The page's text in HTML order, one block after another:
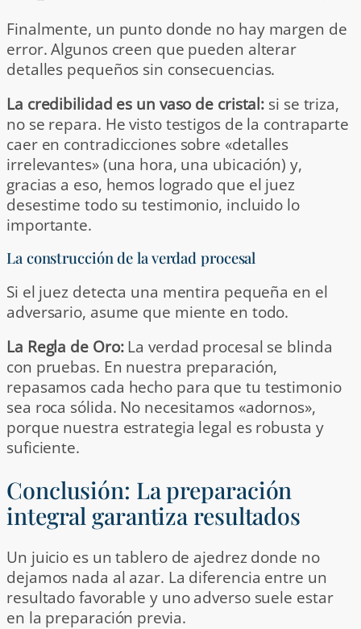
Finalmente, un punto donde no hay margen de
error. Algunos creen que pueden alterar
detalles pequeños sin consecuencias.
La credibilidad es un vaso de cristal: si se triza,
no se repara. He visto testigos de la contraparte
caer en contradicciones sobre «detalles
irrelevantes» (una hora, una ubicación) y,
gracias a eso, hemos logrado que el juez
desestime todo su testimonio, incluido lo
importante.
La construcción de la verdad procesal
Si el juez detecta una mentira pequeña en el
adversario, asume que miente en todo.
La Regla de Oro:La verdad procesal se blinda
con pruebas. En nuestra preparación,
repasamos cada hecho para que tu testimonio
sea roca sólida. No necesitamos «adornos»,
porque nuestra estrategia legal es robusta y
suficiente.
Conclusión: La preparación
integral garantiza resultados
Un juicio es un tablero de ajedrez donde no
dejamos nada al azar. La diferencia entre un
resultado favorable y uno adverso suele estar
en la preparación previa.